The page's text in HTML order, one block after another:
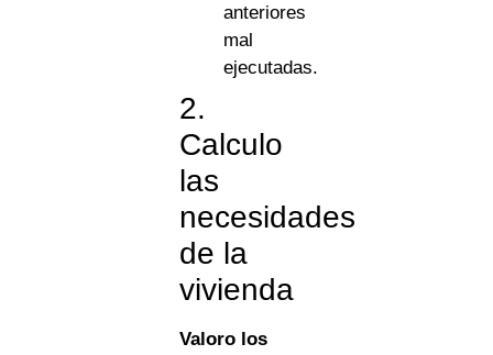
anteriores
mal
ejecutadas.
2.
Calculo
las
necesidades
de la
vivienda
Valoro los